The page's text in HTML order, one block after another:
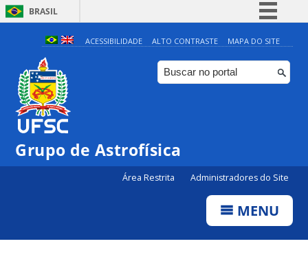
BRASIL
Simplifique!
Comunica BR
Participe
ACESSIBILIDADE ALTO CONTRASTE MAPA DO SITE
Grupo de Astrofísica
Área Restrita Administradores do Site
MENU